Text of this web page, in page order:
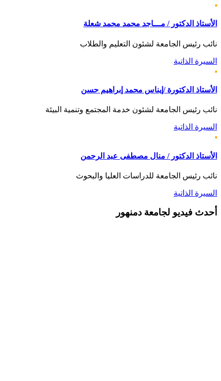
الأستاذ الدكتور / مـــاجد محمد محمد شعلة
نائب رئيس الجامعة لشئون التعليم والطلاب
السيرة الذاتية
الأستاذ الدكتورة /إيناس محمد إبراهيم حسن
نائب رئيس الجامعة لشئون خدمة المجتمع وتنمية البيئة
السيرة الذاتية
الأستاذ الدكتور / منال مصطفى عبد الرحمن
نائب رئيس الجامعة للدراسات العليا والبحوث
السيرة الذاتية
أحدث فيديو لجامعة دمنهور